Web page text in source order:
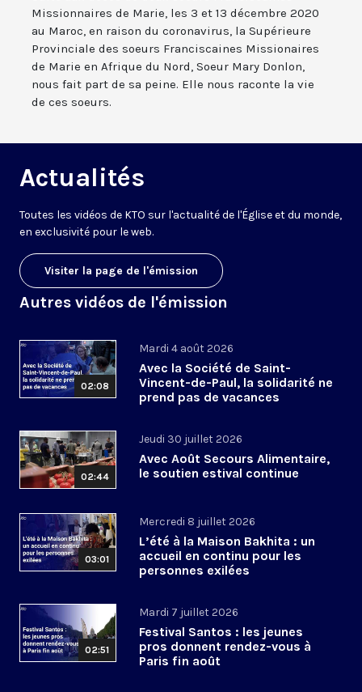
Missionnaires de Marie, les 3 et 13 décembre 2020
au Maroc, en raison du coronavirus, la Supérieure
Provinciale des soeurs Franciscaines Missionaires
de Marie en Afrique du Nord, Soeur Mary Donlon,
nous fait part de sa peine. Elle nous raconte la vie
de ces soeurs.
Actualités
Toutes les vidéos de KTO sur l'actualité de l'Église et du monde,
en exclusivité pour le web.
Visiter la page de l'émission
Autres vidéos de l'émission
02:08
Mardi 4 août 2026
Avec la Société de Saint-
Vincent-de-Paul, la solidarité ne
prend pas de vacances
02:44
Jeudi 30 juillet 2026
Avec Août Secours Alimentaire,
le soutien estival continue
03:01
Mercredi 8 juillet 2026
L’été à la Maison Bakhita : un
accueil en continu pour les
personnes exilées
02:51
Mardi 7 juillet 2026
Festival Santos : les jeunes
pros donnent rendez-vous à
Paris fin août